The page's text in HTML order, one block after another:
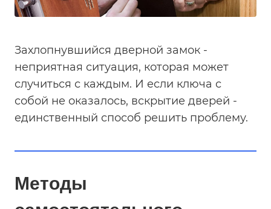
Захлопнувшийся дверной замок -
неприятная ситуация, которая может
случиться с каждым. И если ключа с
собой не оказалось, вскрытие дверей -
единственный способ решить проблему.
Методы